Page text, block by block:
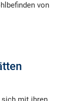
von